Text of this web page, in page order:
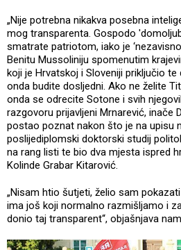
„Nije potrebna nikakva posebna
mog transparenta. Gospodo
smatrate patriotom, iako je
Benitu Mussoliniju spomenutim
koji je Hrvatskoj i Sloveniji priključio te
onda budite dosljedni. Ako ne želite
onda se odrecite Sotone i svih
razgovoru prijavljeni Mrnarević, inače
postao poznat nakon što je na upisu
poslijediplomski doktorski studij
na rang listi te bio dva mjesta ispred
Kolinde Grabar Kitarović.
„Nisam htio šutjeti, želio sam
ima još koji normalno razmišljamo i
donio taj transparent“, objašnjava